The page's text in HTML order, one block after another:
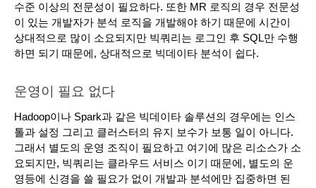
수준 이상의 전문성이 필요하다. 또한 MR 로직의 경우 전문성
이 있는 개발자가 분석 로직을 개발해야 하기 때문에 시간이
상대적으로 많이 소요되지만 빅쿼리는 로그인 후 SQL만 수행
하면 되기 때문에, 상대적으로 빅데이타 분석이 쉽다.
운영이 필요 없다
Hadoop이나 Spark과 같은 빅데이타 솔루션의 경우에는 인스
톨과 설정 그리고 클러스터의 유지 보수가 보통 일이 아니다.
그래서 별도의 운영 조직이 필요하고 여기에 많은 리소스가 소
요되지만, 빅쿼리는 클라우드 서비스 이기 때문에, 별도의 운
영등에 신경을 쓸 필요가 없이 개발과 분석에만 집중하면 된